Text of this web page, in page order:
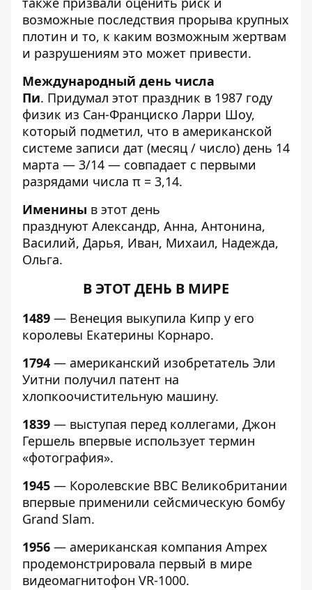
возможные последствия прорыва крупных
плотин и то, к каким возможным жертвам
и разрушениям это может привести.
Международный день числа
Пи. Придумал этот праздник в 1987 году
физик из Сан-Франциско Ларри Шоу,
который подметил, что в американской
системе записи дат (месяц / число) день 14
марта — 3/14 — совпадает с первыми
разрядами числа π = 3,14.
Именины в этот день
празднуют Александр, Анна, Антонина,
Василий, Дарья, Иван, Михаил, Надежда,
Ольга.
В ЭТОТ ДЕНЬ В МИРЕ
1489 — Венеция выкупила Кипр у его
королевы Екатерины Корнаро.
1794 — американский изобретатель Эли
Уитни получил патент на
хлопкоочистительную машину.
1839 — выступая перед коллегами, Джон
Гершель впервые использует термин
«фотография».
1945 — Королевские ВВС Великобритании
впервые применили сейсмическую бомбу
Grand Slam.
1956 — американская компания Ampex
продемонстрировала первый в мире
видеомагнитофон VR-1000.